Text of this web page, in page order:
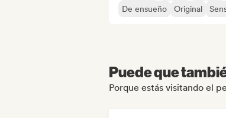
De ensueño
Original
Puede que
Porque estás visitando el